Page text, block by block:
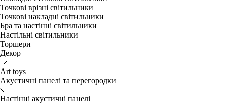
Точкові врізні світильники
Точкові накладні світильники
Бра та настінні світильники
Настільні світильники
Торшери
Декор
Art toys
Акустичні панелі та перегородки
Настінні акустичні панелі